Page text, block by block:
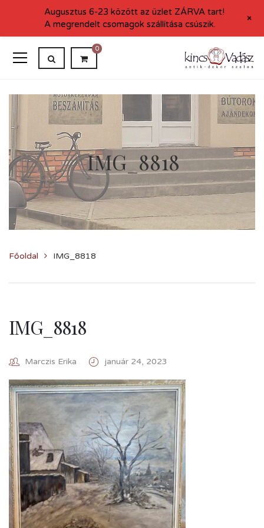
0
IMG_8818
Főoldal IMG_8818
IMG_8818
Marczis Erika január 24, 2023
Augusztus 6-23 között az üzlet ZÁRVA tart!
A megrendelt csomagok szállítása csúszik.
+